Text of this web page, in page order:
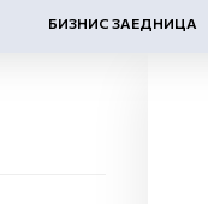
БИЗНИС ЗАЕДНИЦА